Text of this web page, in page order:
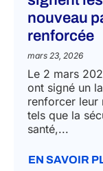
nouveau
renforcée
mars 23, 2026
Le 2 mars
ont signé un
renforcer leur
tels que la
santé,...
EN SAVOIR